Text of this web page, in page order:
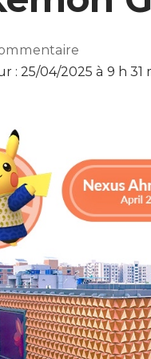
: 25/04/2025 à 9 h 31